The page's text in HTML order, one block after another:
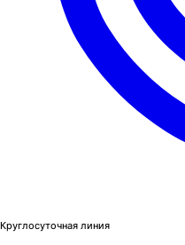
Круглосуточная линия